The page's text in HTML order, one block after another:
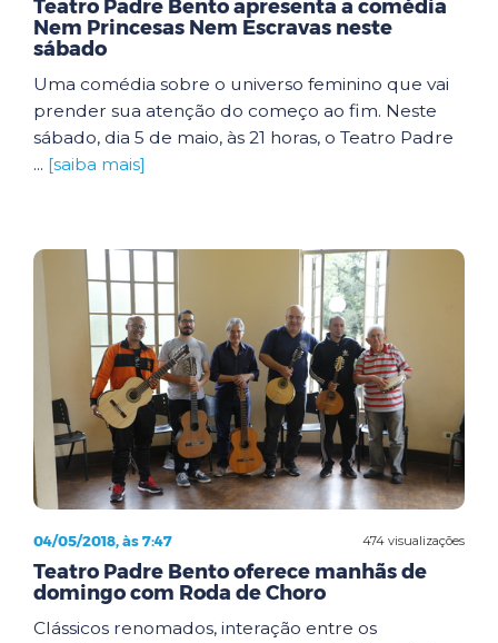
Teatro Padre Bento apresenta a comédia
Nem Princesas Nem Escravas neste
sábado
Uma comédia sobre o universo feminino que vai
prender sua atenção do começo ao fim. Neste
sábado, dia 5 de maio, às 21 horas, o Teatro Padre
... [saiba mais]
474 visualizações
04/05/2018, às 7:47
Teatro Padre Bento oferece manhãs de
domingo com Roda de Choro
Clássicos renomados, interação entre os